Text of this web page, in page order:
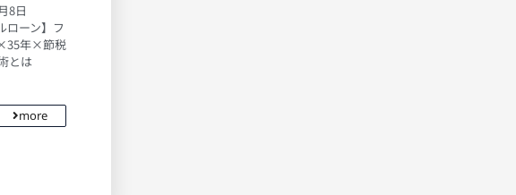
8日
ーン】フ
年×節税
とは
more